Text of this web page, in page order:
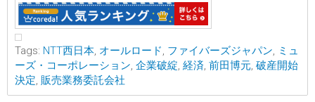
Tags: NTT西日本, オールロード, ファイバーズジャパン, ミュ
ーズ・コーポレーション, 企業破綻, 経済, 前田博元, 破産開始
決定, 販売業務委託会社